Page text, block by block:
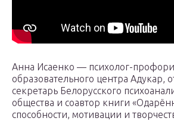
Анна Исаенко — психолог-
образовательного центра Адукар,
секретарь Белорусского
общества и соавтор книги
способности, мотивации и